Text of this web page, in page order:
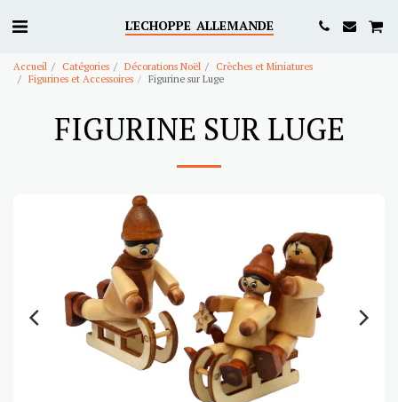
L'ECHOPPE ALLEMANDE
Accueil Catégories Décorations Noël
Crèches et Miniatures
Figurines et Accessoires
Figurine sur Luge
FIGURINE SUR LUGE